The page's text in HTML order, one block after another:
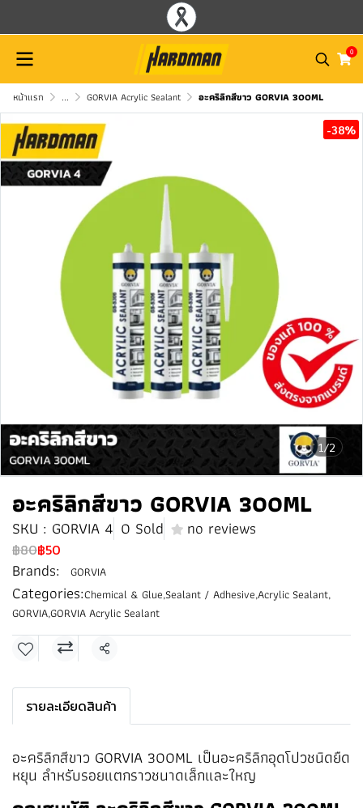
0
หน้าแรก ... GORVIA Acrylic Sealant อะคริลิกสีขาว GORVIA 300ML
1/2
-38%
อะคริลิกสีขาว GORVIA 300ML
SKU : GORVIA 4 0 Sold no reviews
฿80฿50
Brands: GORVIA
Categories:Chemical & Glue,Sealant / Adhesive,Acrylic Sealant,
GORVIA,GORVIA Acrylic Sealant
Share
รายละเอียดสินค้า
อะคริลิกสีขาว GORVIA 300ML เป็นอะคริลิกอุดโปวชนิดยืด
หยุน ลำหรับรอยแตกราวชนาดเล็กและใหญ